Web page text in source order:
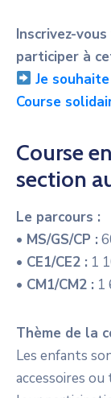
Inscrivez-
participer à
Je
Course
Course
section
Le parcours :
• MS/GS/CP :
• CE1/CE2 : 1
• CM1/CM2 : 1
Thème de la
Les enfants
accessoires